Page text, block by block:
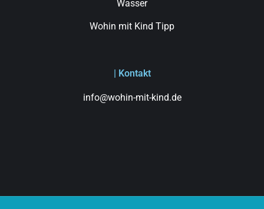
Wasser
Wohin mit Kind Tipp
| Kontakt
info@wohin-mit-kind.de